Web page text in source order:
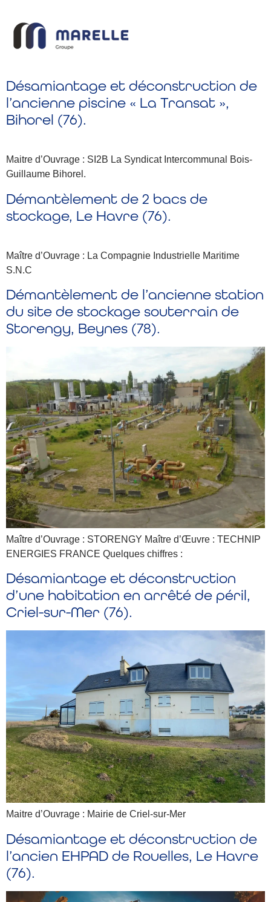
Désamiantage et déconstruction de
l’ancienne piscine « La Transat »,
Bihorel (76).
Maitre d’Ouvrage : SI2B La Syndicat Intercommunal Bois-
Guillaume Bihorel.
Démantèlement de 2 bacs de
stockage, Le Havre (76).
Maître d’Ouvrage : La Compagnie Industrielle Maritime
S.N.C
Démantèlement de l’ancienne station
du site de stockage souterrain de
Storengy, Beynes (78).
Maître d’Ouvrage : STORENGY Maître d’Œuvre : TECHNIP
ENERGIES FRANCE Quelques chiffres :
Désamiantage et déconstruction
d’une habitation en arrêté de péril,
Criel-sur-Mer (76).
Maitre d’Ouvrage : Mairie de Criel-sur-Mer
Désamiantage et déconstruction de
l’ancien EHPAD de Rouelles, Le Havre
(76).